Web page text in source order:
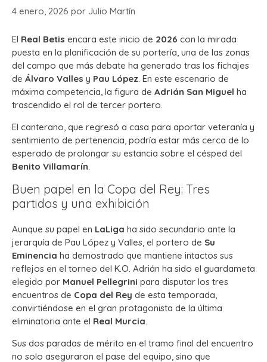
4 enero, 2026 por Julio Martín
El Real Betis encara este inicio de 2026 con la mirada
puesta en la planificación de su portería, una de las zonas
del campo que más debate ha generado tras los fichajes
de Álvaro Valles y Pau López En este escenario de
máxima competencia, la figura de Adrián San Miguel ha
trascendido el rol de tercer portero.
El canterano, que regresó a casa para aportar veteranía y
sentimiento de pertenencia, podría estar más cerca de lo
esperado de prolongar su estancia sobre el césped del
Benito Villamarín
Buen papel en la Copa del Rey: Tres
partidos y una exhibición
Aunque su papel en LaLiga ha sido secundario ante la
jerarquía de Pau López y Valles, el portero de Su
Eminencia ha demostrado que mantiene intactos sus
reflejos en el torneo del K.O. Adrián ha sido el guardameta
elegido por Manuel Pellegrini para disputar los tres
encuentros de Copa del Rey de esta temporada,
convirtiéndose en el gran protagonista de la última
eliminatoria ante el Real Murcia
Sus dos paradas de mérito en el tramo final del encuentro
no solo aseguraron el pase del equipo, sino que